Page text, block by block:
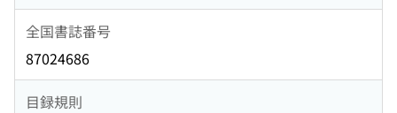
全国書誌番号
87024686
目録規則